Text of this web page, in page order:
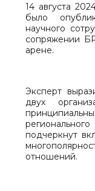
14 августа
было
научного
сопряжении
арене.
Эксперт
двух
подчеркнут
отношений.